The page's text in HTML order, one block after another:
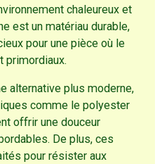
chaleureux et
est un matériau durable,
pour une pièce où le
primordiaux.
alternative plus moderne,
comme le polyester
offrir une douceur
De plus, ces
pour résister aux